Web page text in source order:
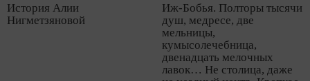
История Алии
Нигметзяновой
Иж-Бобья. Полторы тысячи
душ, медресе, две
мельницы,
кумысолечебница,
двенадцать мелочных
лавок… Не столица, даже